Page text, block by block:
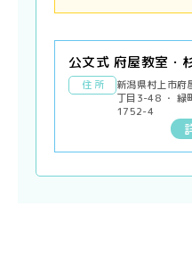
公文式 府屋教室・
住 所
新潟県村上市
丁目3-48 ・ 緑
1752-4